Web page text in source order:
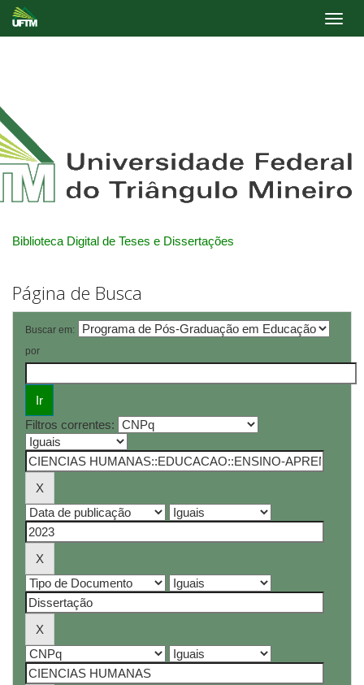
Biblioteca Digital de Teses e Dissertações
Página de Busca
Buscar em:
por
Filtros correntes: